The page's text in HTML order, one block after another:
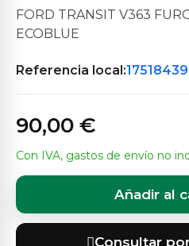
FORD TRANSIT V363
ECOBLUE
Referencia local:17518439
90,00 €
Con IVA, gastos de envío no
Añadir al
Consultar